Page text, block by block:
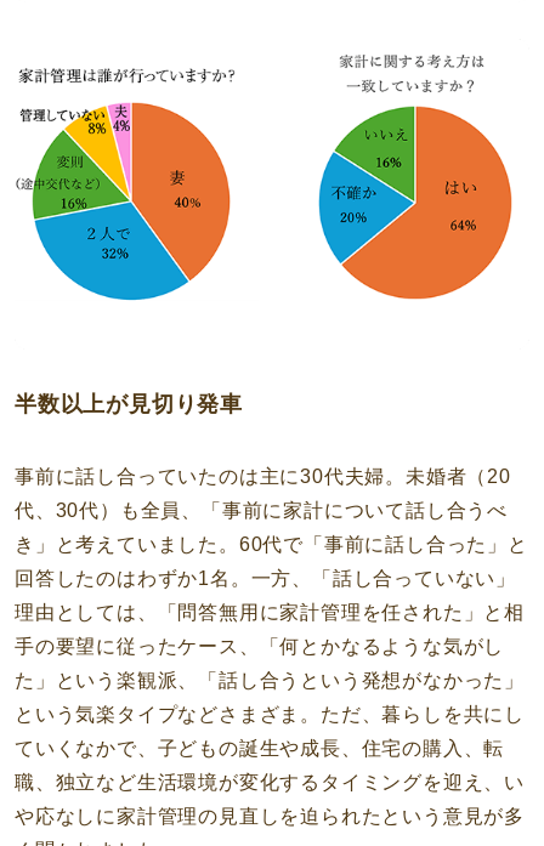
半数以上が見切り発車
事前に話し合っていたのは主に30代夫婦。未婚者（20
代、30代）も全員、「事前に家計について話し合うべ
き」と考えていました。60代で「事前に話し合った」と
回答したのはわずか1名。一方、「話し合っていない」
理由としては、「問答無用に家計管理を任された」と相
手の要望に従ったケース、「何とかなるような気がし
た」という楽観派、「話し合うという発想がなかった」
という気楽タイプなどさまざま。ただ、暮らしを共にし
ていくなかで、子どもの誕生や成長、住宅の購入、転
職、独立など生活環境が変化するタイミングを迎え、い
や応なしに家計管理の見直しを迫られたという意見が多